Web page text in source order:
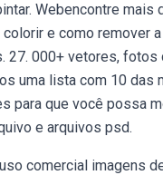
Webencontre
e como remover
27. 000+ vetores, fotos
uma lista com 10
para que você possa
e arquivos psd.
comercial imagens